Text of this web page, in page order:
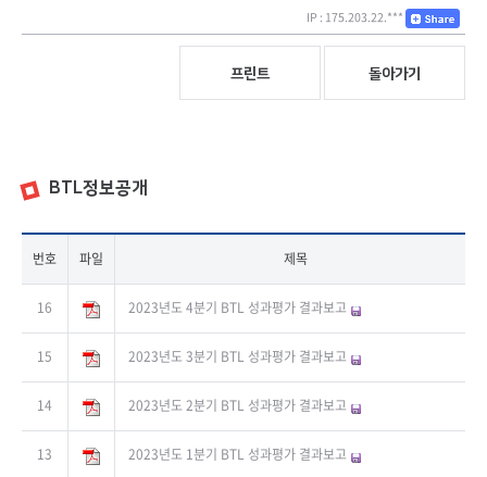
IP : 175.203.22.***
프린트 돌아가기
BTL정보공개
번호 파일 제목
16 2023년도 4분기 BTL 성과평가 결과보고
15 2023년도 3분기 BTL 성과평가 결과보고
14 2023년도 2분기 BTL 성과평가 결과보고
13 2023년도 1분기 BTL 성과평가 결과보고